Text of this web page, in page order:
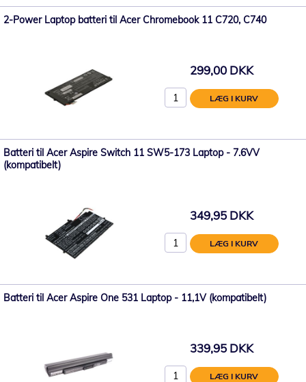
2-Power Laptop batteri til Acer Chromebook 11 C720, C740
299,00 DKK
LÆG I KURV
Batteri til Acer Aspire Switch 11 SW5-173 Laptop - 7.6VV
(kompatibelt)
349,95 DKK
LÆG I KURV
Batteri til Acer Aspire One 531 Laptop - 11,1V (kompatibelt)
339,95 DKK
LÆG I KURV